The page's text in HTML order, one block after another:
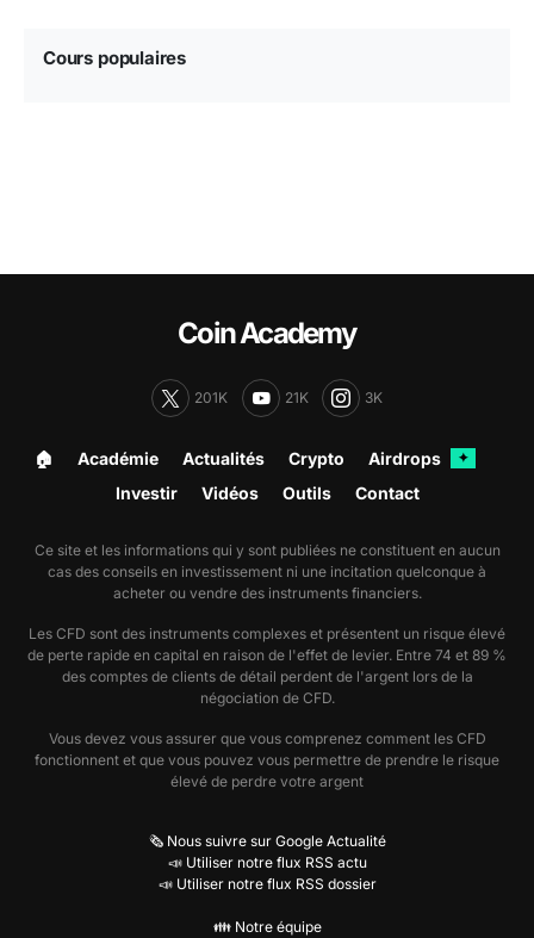
Cours populaires
Coin Academy
201K 21K 3K
🏠︎ Académie Actualités Crypto Airdrops ✦
Investir Vidéos Outils Contact
Ce site et les informations qui y sont publiées ne constituent en aucun
cas des conseils en investissement ni une incitation quelconque à
acheter ou vendre des instruments financiers.
Les CFD sont des instruments complexes et présentent un risque élevé
de perte rapide en capital en raison de l'effet de levier. Entre 74 et 89 %
des comptes de clients de détail perdent de l'argent lors de la
négociation de CFD.
Vous devez vous assurer que vous comprenez comment les CFD
fonctionnent et que vous pouvez vous permettre de prendre le risque
élevé de perdre votre argent
🗞️ Nous suivre sur Google Actualité
📣 Utiliser notre flux RSS actu
📣 Utiliser notre flux RSS dossier
👪 Notre équipe